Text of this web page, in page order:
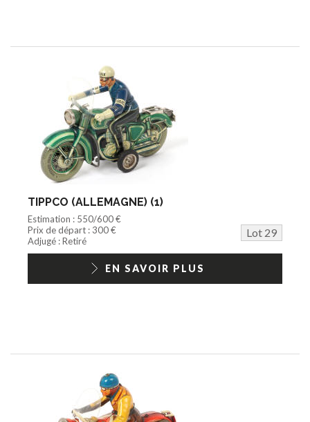
TIPPCO (ALLEMAGNE) (1)
Estimation : 550/600 €
Prix de départ : 300 €
Lot 29
Adjugé : Retiré
EN SAVOIR PLUS